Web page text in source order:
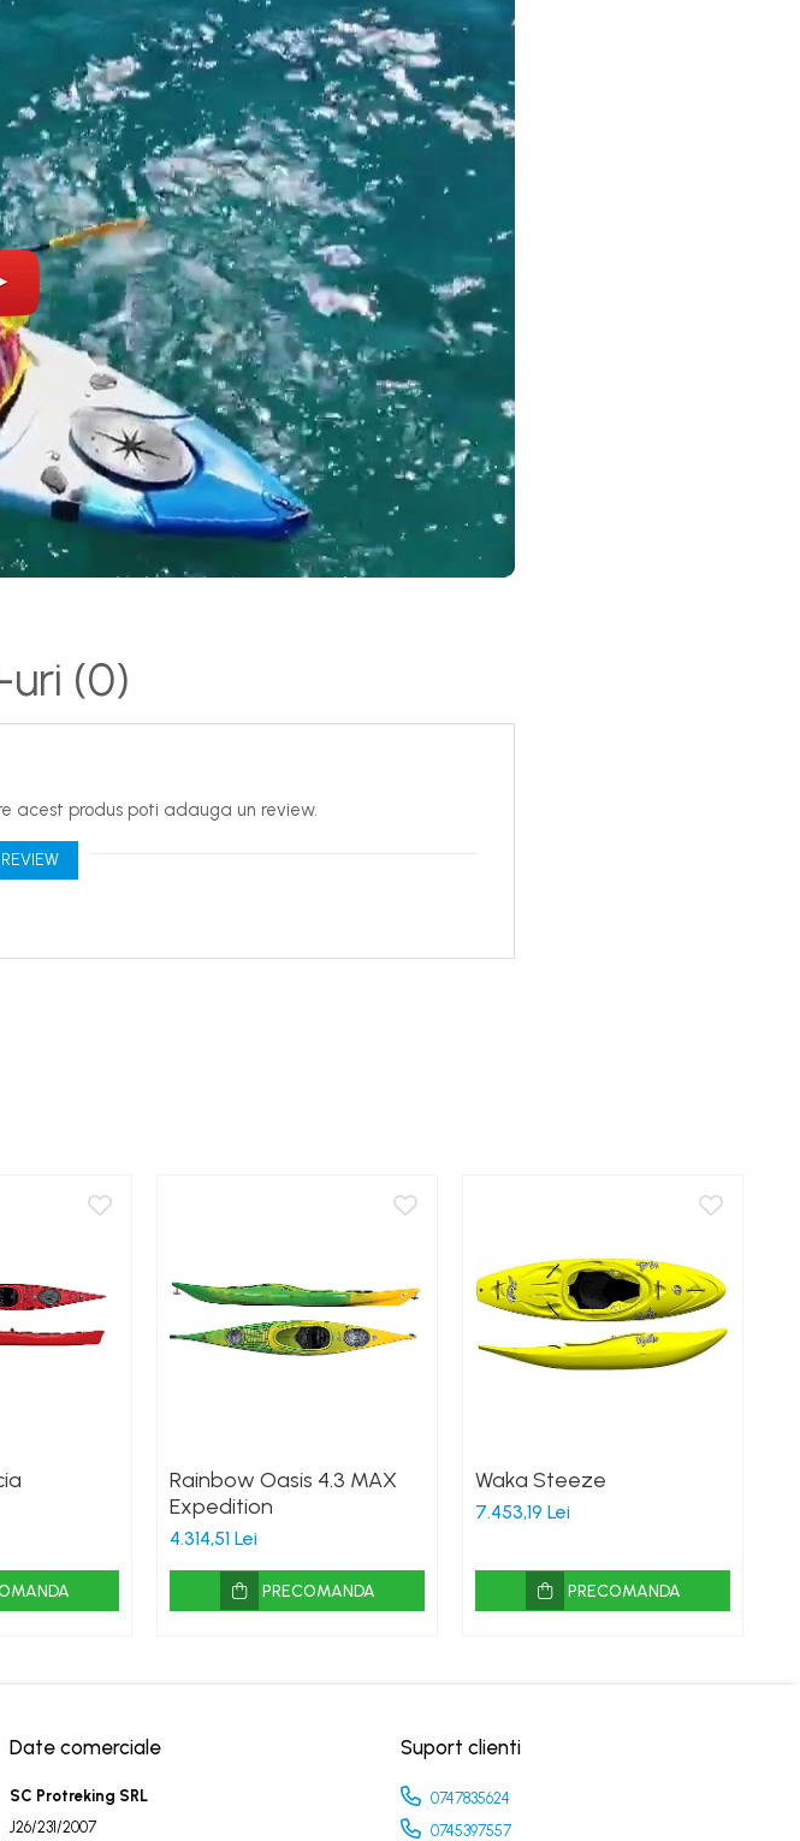
uri (0)
acest produs poti adauga un review.
Rainbow Oasis 4.3 MAX
Expedition
4.314,51 Lei
PRECOMANDA
Waka Steeze
7.453,19 Lei
PRECOMANDA
Date comerciale
SC Protreking SRL
J26/231/2007
Suport clienti
0747835624
0745397557